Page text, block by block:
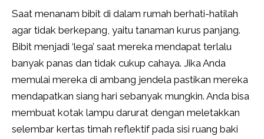
Saat menanam bibit di dalam rumah berhati-hatilah
agar tidak berkepang, yaitu tanaman kurus panjang.
Bibit menjadi ‘lega’ saat mereka mendapat terlalu
banyak panas dan tidak cukup cahaya. Jika Anda
memulai mereka di ambang jendela pastikan mereka
mendapatkan siang hari sebanyak mungkin. Anda bisa
membuat kotak lampu darurat dengan meletakkan
selembar kertas timah reflektif pada sisi ruang baki